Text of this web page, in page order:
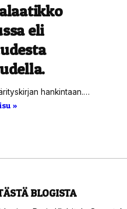
eli
hankintaan.…
»
BLOGISTA